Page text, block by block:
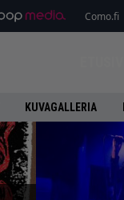
Como.fi
KUVAGALLERIA